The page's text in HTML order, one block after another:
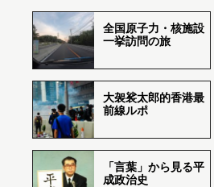
全国原子力・核施設
一挙訪問の旅
大袈裟太郎的香港最
前線ルポ
「言葉」から見る平
成政治史